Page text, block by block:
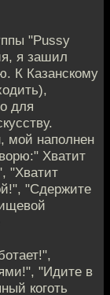
"Pussy
я зашил
К Казанскому
для
мой наполнен
Хватит
"Хватит
"Сдержите
"Идите в
коготь